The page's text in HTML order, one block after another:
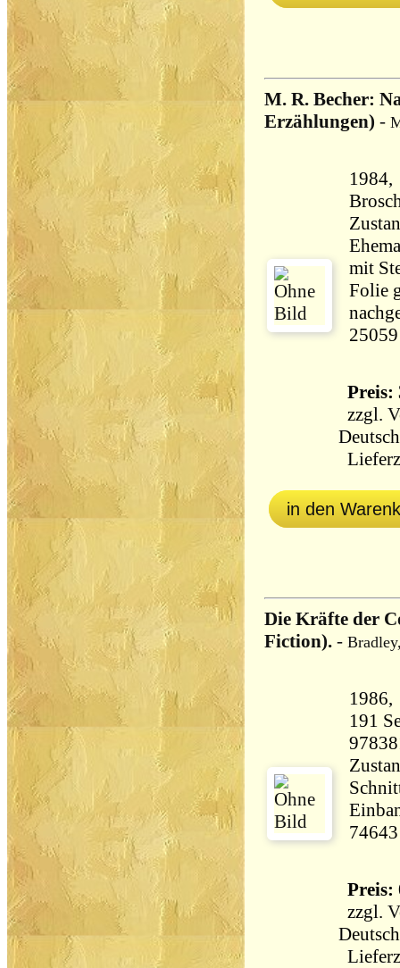
M. R. Becher:
Erzählungen) -
mit
Folie
25059
Preis:
zzgl.
in den
Die Kräfte der
Fiction). -
191 Seiten
74643
Preis:
zzgl.